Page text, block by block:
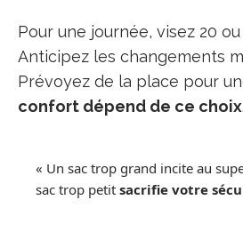
Pour une journée, visez 20
Anticipez les changements
Prévoyez de la place pour
confort dépend de ce choix.
« Un sac trop grand incite au
sac trop petit sacrifie votre